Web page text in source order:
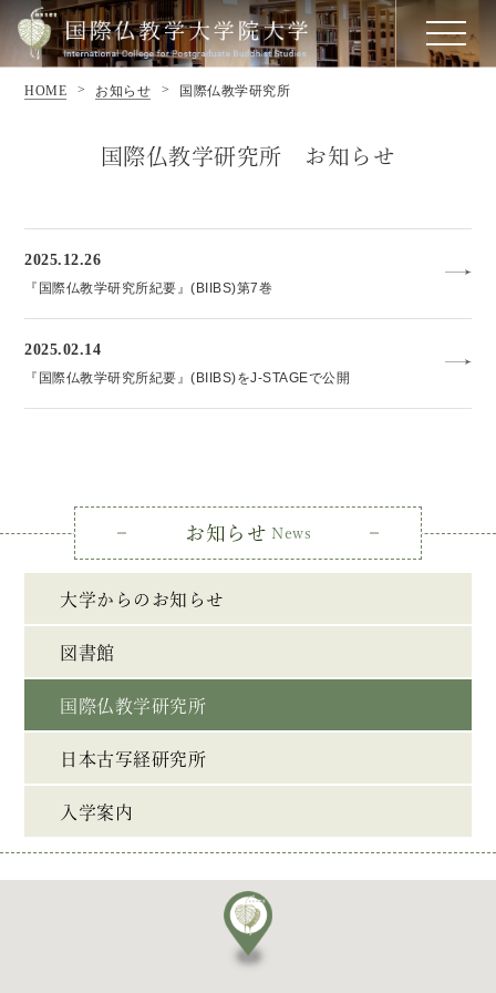
HOME お知らせ 国際仏教学研究所
国際仏教学研究所 お知らせ
2025.12.26
『国際仏教学研究所紀要』(BIIBS)第7巻
2025.02.14
『国際仏教学研究所紀要』(BIIBS)をJ-STAGEで公開
お知らせ News
大学からのお知らせ
図書館
国際仏教学研究所
日本古写経研究所
入学案内